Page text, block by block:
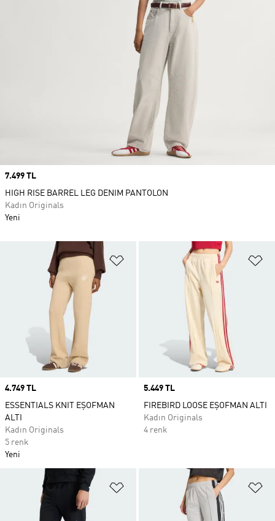
Favori Listesine Ekle
Price
4.749 TL
ESSENTIALS KNIT EŞOFMAN
ALTI
Kadın Originals
5 renk
Yeni
Price
5.449 TL
FIREBIRD LOOSE EŞOFMAN ALTI
Kadın Originals
4 renk
Favori Listesine Ekle
Price
7.499 TL
HIGH RISE BARREL LEG DENIM PANTOLON
Kadın Originals
Yeni